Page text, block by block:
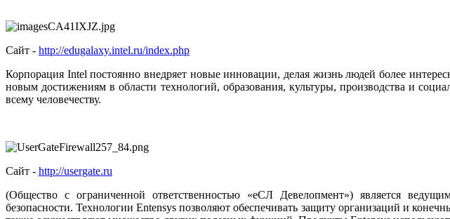
Сайт - http://edugalaxy.intel.ru/index.php
Корпорация Intel постоянно внедряет новые инновации, делая жизнь людей более
новым достижениям в области технологий, образования, культуры, производства и
всему человечеству.
Сайт - http://usergate.ru
(Общество с ограниченной ответственностью «еСЛ Девелопмент») является
безопасности. Технологии Entensys позволяют обеспечивать защиту организаций и